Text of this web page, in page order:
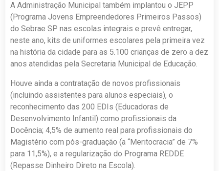
A Administração Municipal também implantou o JEPP
(Programa Jovens Empreendedores Primeiros Passos)
do Sebrae SP nas escolas integrais e prevê entregar,
neste ano, kits de uniformes escolares pela primeira vez
na história da cidade para as 5.100 crianças de zero a dez
anos atendidas pela Secretaria Municipal de Educação.
Houve ainda a contratação de novos profissionais
(incluindo assistentes para alunos especiais), o
reconhecimento das 200 EDIs (Educadoras de
Desenvolvimento Infantil) como profissionais da
Docência; 4,5% de aumento real para profissionais do
Magistério com pós-graduação (a “Meritocracia” de 7%
para 11,5%), e a regularização do Programa REDDE
(Repasse Dinheiro Direto na Escola).